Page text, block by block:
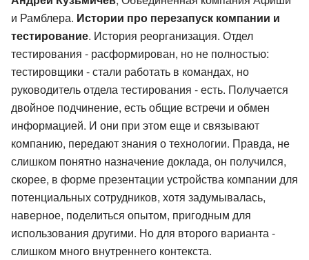
и Рамблера. Истории про перезапуск компании и
тестирование. История реорганизация. Отдел
тестирования - расформирован, но не полностью:
тестировщики - стали работать в командах, но
руководитель отдела тестирования - есть. Получается
двойное подчинение, есть общие встречи и обмен
информацией. И они при этом еще и связывают
компанию, передают знания о технологии. Правда, не
слишком понятно назначение доклада, он получился,
скорее, в форме презентации устройства компании для
потенциальных сотрудников, хотя задумывалась,
наверное, поделиться опытом, пригодным для
использования другими. Но для второго варианта -
слишком много внутреннего контекста.